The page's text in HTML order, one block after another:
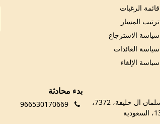
قائمة الرغبات
ترتيب المسار
سياسة الاسترجاع
سياسة العائدات
سياسة الإلغاء
بدء محادثة
966530170669
RFMB3029، 3029 الشيخ عيسى بن سلمان ال خليفة، 7372،